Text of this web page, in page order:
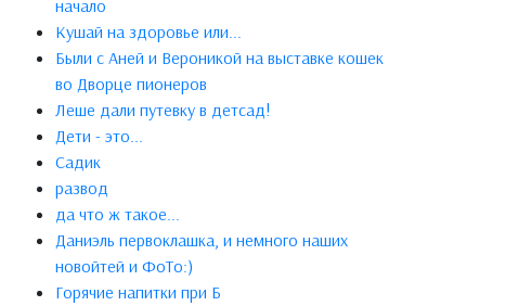
начало
Кушай на здоровье или...
Были с Аней и Вероникой на выставке кошек
во Дворце пионеров
Леше дали путевку в детсад!
Дети - это...
Садик
развод
да что ж такое...
Даниэль первоклашка, и немного наших
новойтей и ФоТо:)
Горячие напитки при Б